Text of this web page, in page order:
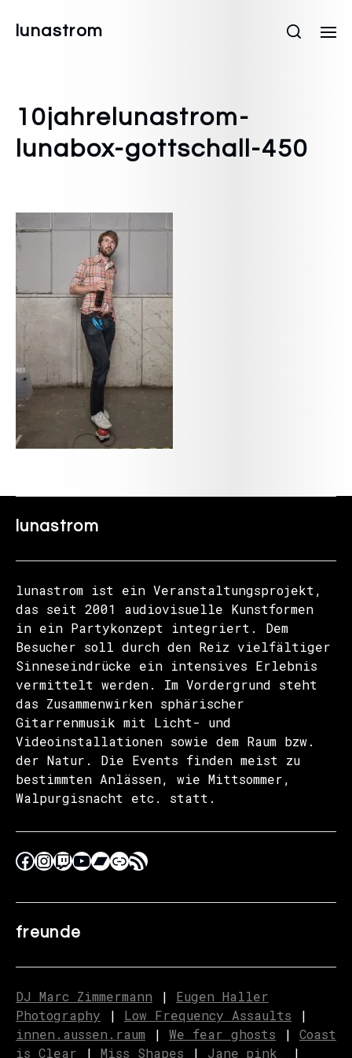
lunastrom
10jahrelunastrom-
lunabox-gottschall-450
lunastrom
lunastrom ist ein Veranstaltungsprojekt,
das seit 2001 audiovisuelle Kunstformen
in ein Partykonzept integriert. Dem
Besucher soll durch den Reiz vielfältiger
Sinneseindrücke ein intensives Erlebnis
vermittelt werden. Im Vordergrund steht
das Zusammenwirken sphärischer
Gitarrenmusik mit Licht- und
Videoinstallationen sowie dem Raum bzw.
der Natur. Die Events finden meist zu
bestimmten Anlässen, wie Mittsommer,
Walpurgisnacht etc. statt.
freunde
DJ Marc Zimmermann | Eugen Haller
Photography | Low Frequency Assaults |
innen.aussen.raum | We fear ghosts | Coast
is Clear | Miss Shapes | Jane_pink_ |